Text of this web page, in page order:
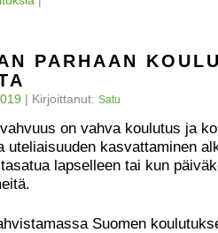
PARHAAN
| Kirjoittanut: Satu
on vahva koulutus ja
uteliaisuuden kasvattaminen
lapselleen tai kun
Suomen